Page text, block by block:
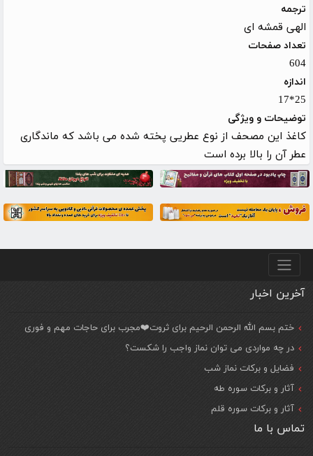
ترجمه
الهی قمشه ای
تعداد صفحات
604
اندازه
25*17
توضیحات و ویژگی
کاغذ این مصحف از نوع عطریی پخته شده می باشد که ماندگاری
عطر آن را بالا برده است
منو پایین
آخرین اخبار
ختم بسم الله الرحمن الرحیم برای ثروت❤️مجرب برای حاجات مهم و فوری
در چه مواردی می توان نماز واجب را شکست؟
فضایل و برکات نماز شب
آثار و برکات سوره طه
آثار و برکات سوره قلم
تماس با ما